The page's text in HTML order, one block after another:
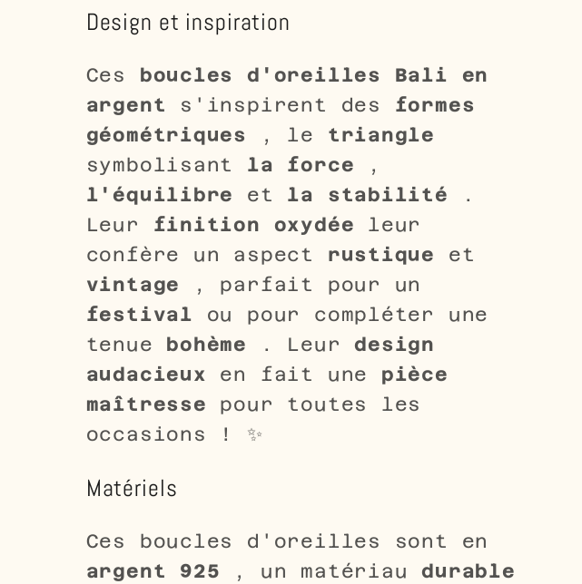
Design et inspiration
Ces boucles d'oreilles Bali en
argent s'inspirent des formes
géométriques
, le triangle
symbolisant la force ,
l'équilibre et la stabilité .
Leur finition oxydée leur
confère un aspect rustique et
vintage , parfait pour un
festival ou pour compléter une
tenue bohème . Leurdesign
audacieux en fait une pièce
maîtresse pour toutes les
occasions ! ✨
Matériels
Ces boucles d'oreilles sont en
argent 925 , un matériaudurable